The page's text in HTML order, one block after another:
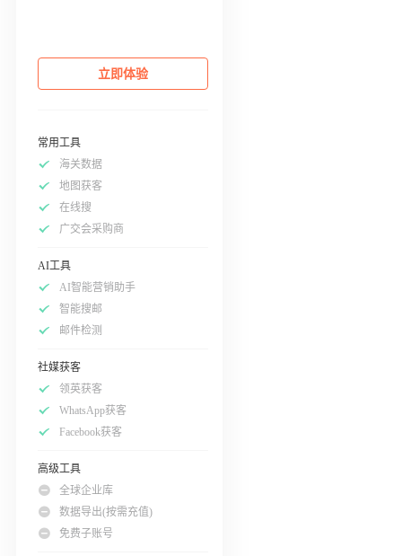
立即体验
常用工具
海关数据
地图获客
在线搜
广交会采购商
AI工具
AI智能营销助手
智能搜邮
邮件检测
社媒获客
领英获客
WhatsApp获客
Facebook获客
高级工具
全球企业库
数据导出(按需充值)
免费子账号